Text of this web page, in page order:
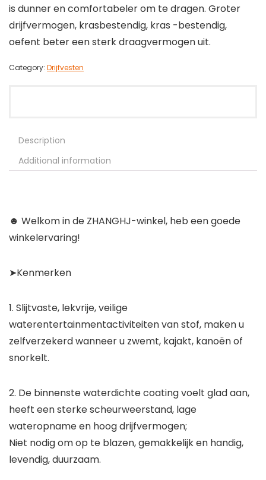
is dunner en comfortabeler om te dragen. Groter
drijfvermogen, krasbestendig, kras -bestendig,
oefent beter een sterk draagvermogen uit.
Category: Drijfvesten
Description
Additional information
☻ Welkom in de ZHANGHJ-winkel, heb een goede
winkelervaring!
➤Kenmerken
1. Slijtvaste, lekvrije, veilige
waterentertainmentactiviteiten van stof, maken u
zelfverzekerd wanneer u zwemt, kajakt, kanoën of
snorkelt.
2. De binnenste waterdichte coating voelt glad aan,
heeft een sterke scheurweerstand, lage
wateropname en hoog drijfvermogen;
Niet nodig om op te blazen, gemakkelijk en handig,
levendig, duurzaam.